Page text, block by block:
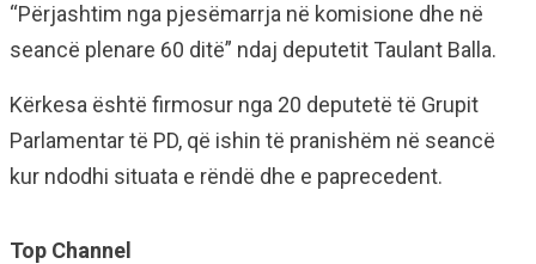
“Përjashtim nga pjesëmarrja në komisione dhe në
seancë plenare 60 ditë” ndaj deputetit Taulant Balla.
Kërkesa është firmosur nga 20 deputetë të Grupit
Parlamentar të PD, që ishin të pranishëm në seancë
kur ndodhi situata e rëndë dhe e paprecedent.
Top Channel